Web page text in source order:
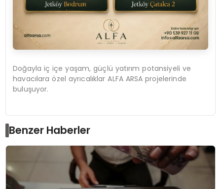
Doğayla iç içe yaşam, güçlü yatırım potansiyeli ve
havacılara özel ayrıcalıklar ALFA ARSA projelerinde
buluşuyor.
Benzer Haberler